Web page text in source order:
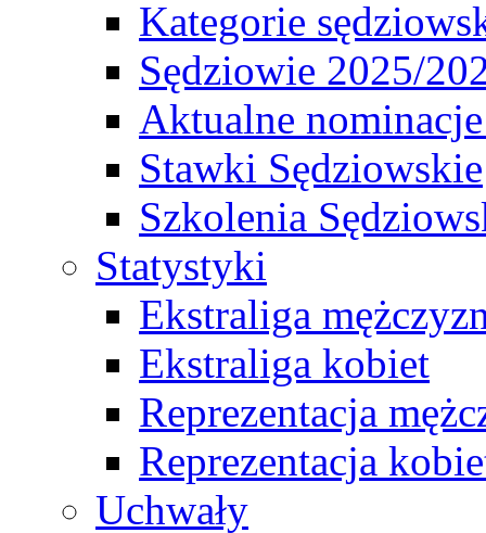
Kategorie
Sędziowie 2025/
Aktualne
Stawki Sędziowskie
Szkolenia
Statystyki
Ekstraliga
Ekstraliga kobiet
Reprezentacja
Reprezentacja
Uchwały